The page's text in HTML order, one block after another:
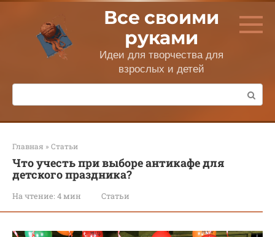
Перейти
контенту
Все своими
руками
Идеи для творчества для
взрослых и детей
Поиск:
Главная » Статьи
Что учесть при выборе антикафе для
детского праздника?
На чтение: 4 мин Статьи